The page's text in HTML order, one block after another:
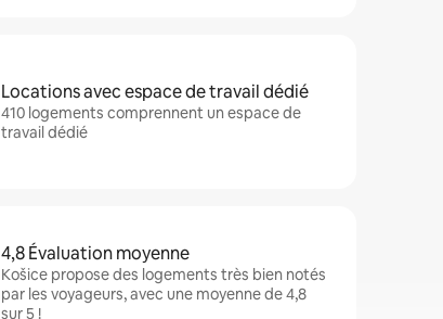
Locations avec espace de travail dédié
410 logements comprennent un espace de
travail dédié
4,8 Évaluation moyenne
Košice propose des logements très bien notés
par les voyageurs, avec une moyenne de 4,8
sur 5 !